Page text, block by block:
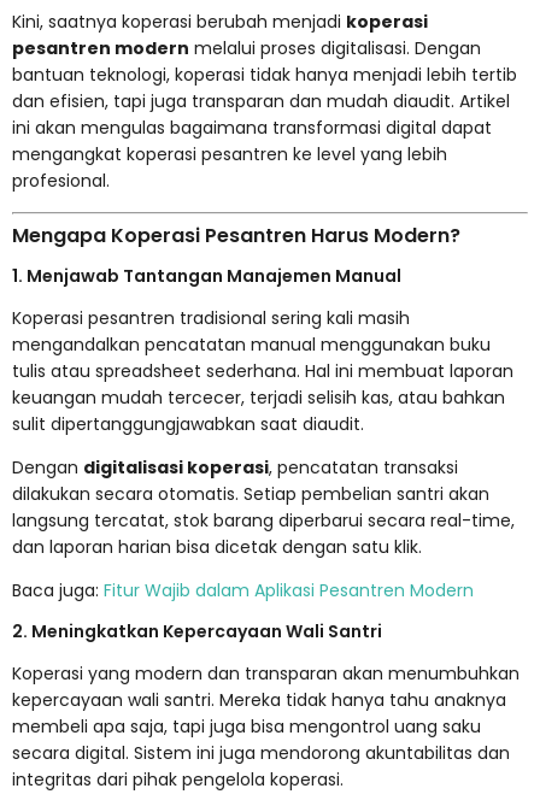
Kini, saatnya koperasi berubah menjadi koperasi
pesantren modern melalui proses digitalisasi. Dengan
bantuan teknologi, koperasi tidak hanya menjadi lebih tertib
dan efisien, tapi juga transparan dan mudah diaudit. Artikel
ini akan mengulas bagaimana transformasi digital dapat
mengangkat koperasi pesantren ke level yang lebih
profesional.
Mengapa Koperasi Pesantren Harus Modern?
1. Menjawab Tantangan Manajemen Manual
Koperasi pesantren tradisional sering kali masih
mengandalkan pencatatan manual menggunakan buku
tulis atau spreadsheet sederhana. Hal ini membuat laporan
keuangan mudah tercecer, terjadi selisih kas, atau bahkan
sulit dipertanggungjawabkan saat diaudit.
Dengan digitalisasi koperasi, pencatatan transaksi
dilakukan secara otomatis. Setiap pembelian santri akan
langsung tercatat, stok barang diperbarui secara real-time,
dan laporan harian bisa dicetak dengan satu klik.
Baca juga: Fitur Wajib dalam Aplikasi Pesantren Modern
2. Meningkatkan Kepercayaan Wali Santri
Koperasi yang modern dan transparan akan menumbuhkan
kepercayaan wali santri. Mereka tidak hanya tahu anaknya
membeli apa saja, tapi juga bisa mengontrol uang saku
secara digital. Sistem ini juga mendorong akuntabilitas dan
integritas dari pihak pengelola koperasi.